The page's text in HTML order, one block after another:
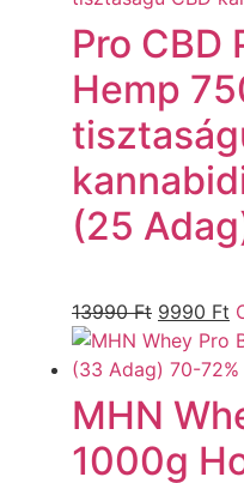
Pro CBD
Hemp
(25
13990Ft 9990 Ft
MHN
1000g